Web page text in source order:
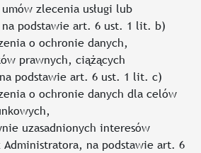
zlecenia usługi lub
podstawie art. 6 ust. 1 lit. b)
o ochronie danych,
prawnych, ciążących
podstawie art. 6 ust. 1 lit. c)
o ochronie danych dla celów
uzasadnionych interesów
na podstawie art. 6